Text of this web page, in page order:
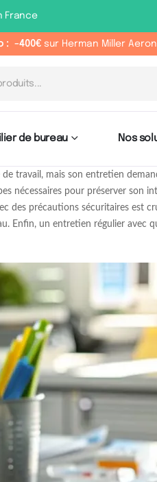
France
: -400€sur Herman Miller
de bureau Nos
travail, mais son entretien
nécessaires pour préserver
des précautions sécuritaires
Enfin, un entretien régulier avec